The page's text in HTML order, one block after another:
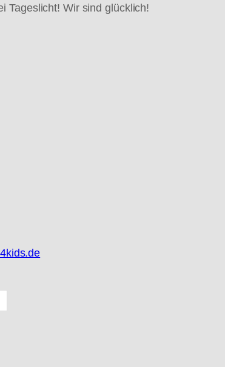
Tageslicht! Wir sind glücklich!